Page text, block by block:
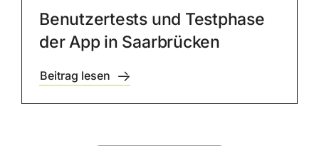
Benutzertests und Testphase
der App in Saarbrücken
Beitrag lesen